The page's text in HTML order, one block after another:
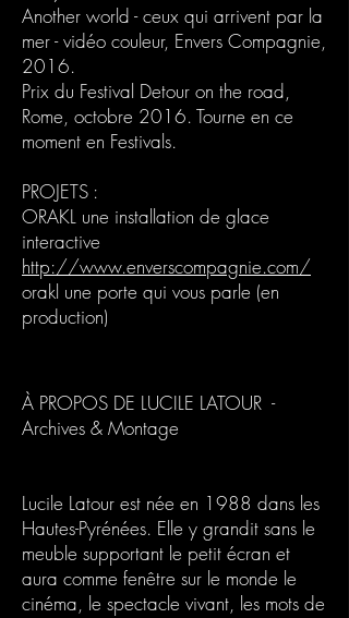
Another world - ceux qui arrivent par la
mer - vidéo couleur, Envers Compagnie,
2016.
Prix du Festival Detour on the road,
Rome, octobre 2016. Tourne en ce
moment en Festivals.
PROJETS :
ORAKL une installation de glace
interactive
http://www.enverscompagnie.com/
orakl une porte qui vous parle (en
production)
À PROPOS DE LUCILE LATOUR -
Archives & Montage
Lucile Latour est née en 1988 dans les
Hautes-Pyrénées. Elle y grandit sans le
meuble supportant le petit écran et
aura comme fenêtre sur le monde le
cinéma, le spectacle vivant, les mots de